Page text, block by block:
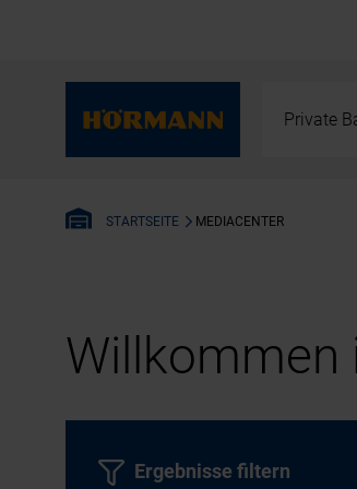
Private
STARTSEITE MEDIACENTER
Willkommen
Ergebnisse filtern